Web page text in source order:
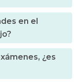
en el
¿es